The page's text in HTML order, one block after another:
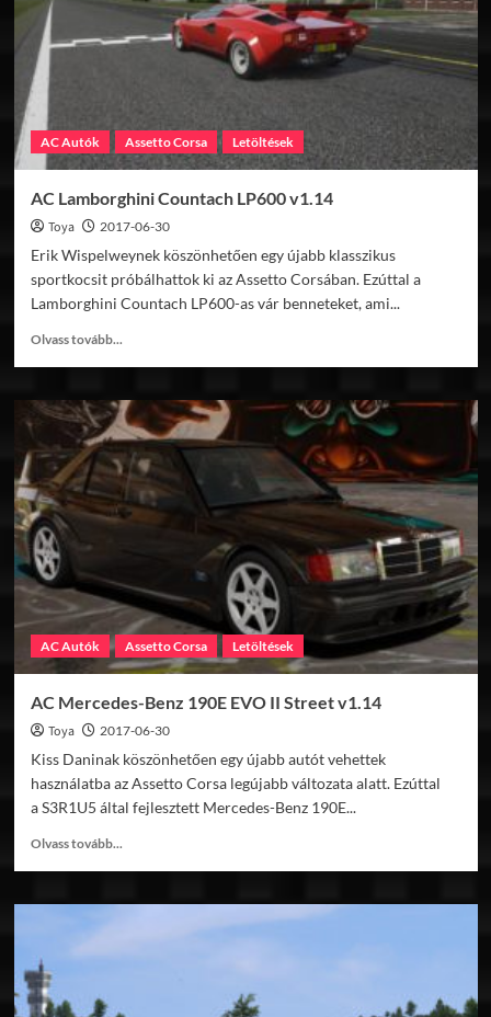
AC Autók Assetto Corsa Letöltések
AC Lamborghini Countach LP600 v1.14
Toya 2017-06-30
Erik Wispelweynek köszönhetően egy újabb klasszikus
sportkocsit próbálhattok ki az Assetto Corsában. Ezúttal a
Lamborghini Countach LP600-as vár benneteket, ami...
Olvass tovább...
AC
Lamborghini
Countach
LP600
v1.14
AC Autók Assetto Corsa Letöltések
AC Mercedes-Benz 190E EVO II Street v1.14
Toya 2017-06-30
Kiss Daninak köszönhetően egy újabb autót vehettek
használatba az Assetto Corsa legújabb változata alatt. Ezúttal
a S3R1U5 által fejlesztett Mercedes-Benz 190E...
Olvass tovább...
AC